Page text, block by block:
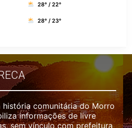
28° / 22°
28° / 23°
história comunitária do Morro
informações de livre
sem vínculo com prefeitura